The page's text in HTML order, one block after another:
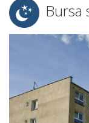
Bursa